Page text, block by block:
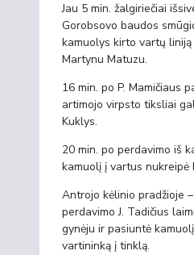
Jau 5 min. žalgiriečiai
Gorobsovo baudos
kamuolys kirto vartų
Martynu Matuzu.
16 min. po P. Mamičiaus
artimojo virpsto tiksliai
Kuklys.
20 min. po perdavimo iš
kamuolį į vartus nukreipė
Antrojo kėlinio pradžioje
perdavimo J. Tadičius
gynėju ir pasiuntė
vartininką į tinklą.